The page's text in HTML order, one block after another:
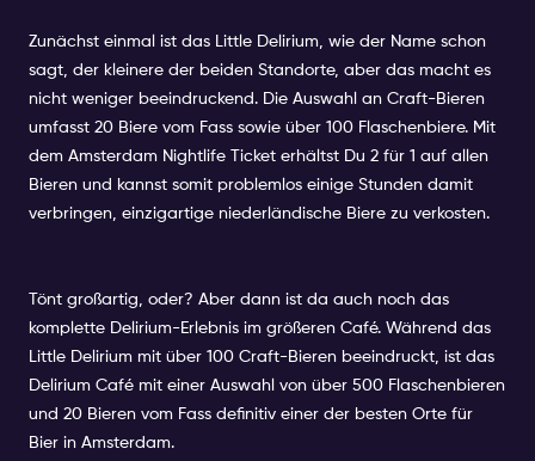
Zunächst einmal ist das Little Delirium, wie der Name schon
sagt, der kleinere der beiden Standorte, aber das macht es
nicht weniger beeindruckend. Die Auswahl an Craft-Bieren
umfasst 20 Biere vom Fass sowie über 100 Flaschenbiere. Mit
dem Amsterdam Nightlife Ticket erhältst Du 2 für 1 auf allen
Bieren und kannst somit problemlos einige Stunden damit
verbringen, einzigartige niederländische Biere zu verkosten.
Tönt großartig, oder? Aber dann ist da auch noch das
komplette Delirium-Erlebnis im größeren Café. Während das
Little Delirium mit über 100 Craft-Bieren beeindruckt, ist das
Delirium Café mit einer Auswahl von über 500 Flaschenbieren
und 20 Bieren vom Fass definitiv einer der besten Orte für
Bier in Amsterdam.